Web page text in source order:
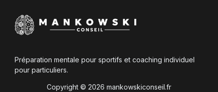
Préparation mentale pour sportifs et coaching individuel
pour particuliers.
Copyright © 2026 mankowskiconseil.fr